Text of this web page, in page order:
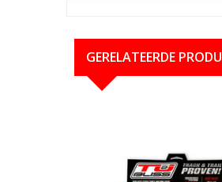
GERELATEERDE